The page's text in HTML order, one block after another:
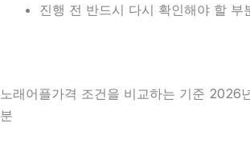
진행 전 반드시 다시 확인해야 할 부
노래어플가격 조건을 비교하는 기준 2026
분